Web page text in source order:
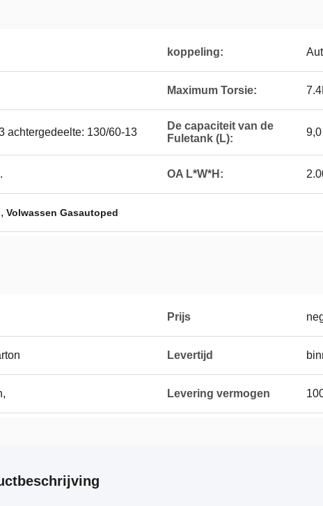
koppeling:
Maximum Torsie:
achtergedeelte: 130/60-13
De capaciteit van de
Fuletank (L):
9,0
OA L*W*H:
, Volwassen Gasautoped
Prijs
Levertijd
Levering vermogen